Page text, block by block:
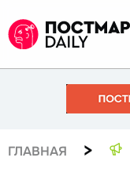
ГЛАВНАЯ >